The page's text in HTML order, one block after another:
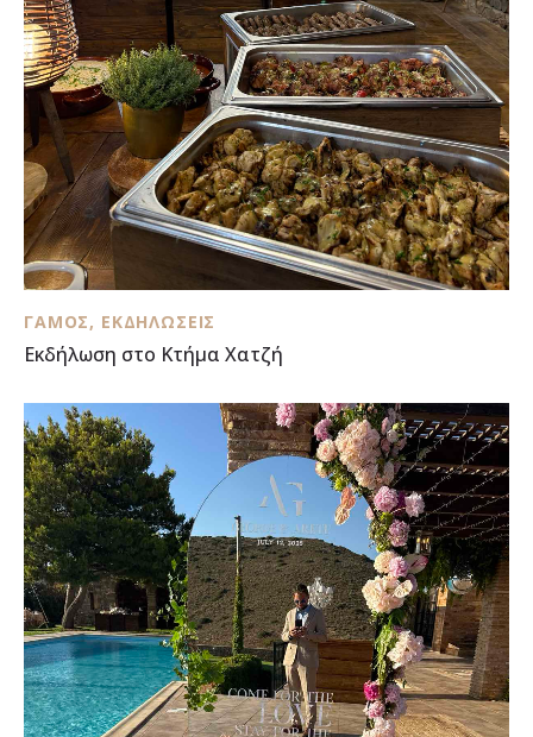
ΓΆΜΟΣ, ΕΚΔΗΛΏΣΕΙΣ
Εκδήλωση στο Κτήμα Χατζή